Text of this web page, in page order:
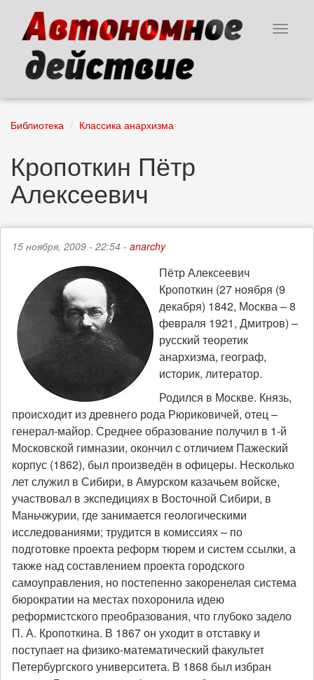
основному
содержанию
Toggle
Библиотека Классика анархизма
Кропоткин Пётр
Алексеевич
15 ноября, 2009 - 22:54 - anarchy
Пётр Алексеевич
Кропоткин (27 ноября (9
декабря) 1842, Москва – 8
февраля 1921, Дмитров) –
русский теоретик
анархизма, географ,
историк, литератор.
Родился в Москве. Князь,
происходит из древнего рода Рюриковичей, отец –
генерал-майор. Среднее образование получил в 1-й
Московской гимназии, окончил с отличием Пажеский
корпус (1862), был произведён в офицеры. Несколько
лет служил в Сибири, в Амурском казачьем войске,
участвовал в экспедициях в Восточной Сибири, в
Маньчжурии, где занимается геологическими
исследованиями; трудится в комиссиях – по
подготовке проекта реформ тюрем и систем ссылки, а
также над составлением проекта городского
самоуправления, но постепенно закоренелая система
бюрократии на местах похоронила идею
реформистского преобразования, что глубоко задело
П. А. Кропоткина. В 1867 он уходит в отставку и
поступает на физико-математический факультет
Петербургского университета. В 1868 был избран